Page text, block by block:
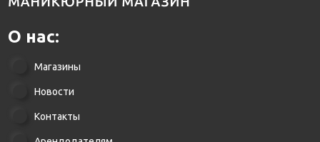
О нас:
Магазины
Новости
Контакты